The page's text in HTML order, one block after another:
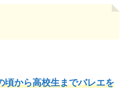
頃から高校生までバレエを